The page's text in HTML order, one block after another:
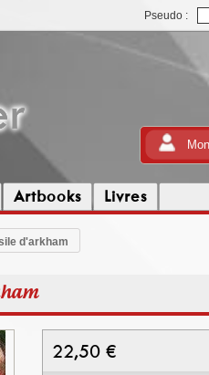
Pseudo :
Artbooks Livres
d'arkham
22,50 €